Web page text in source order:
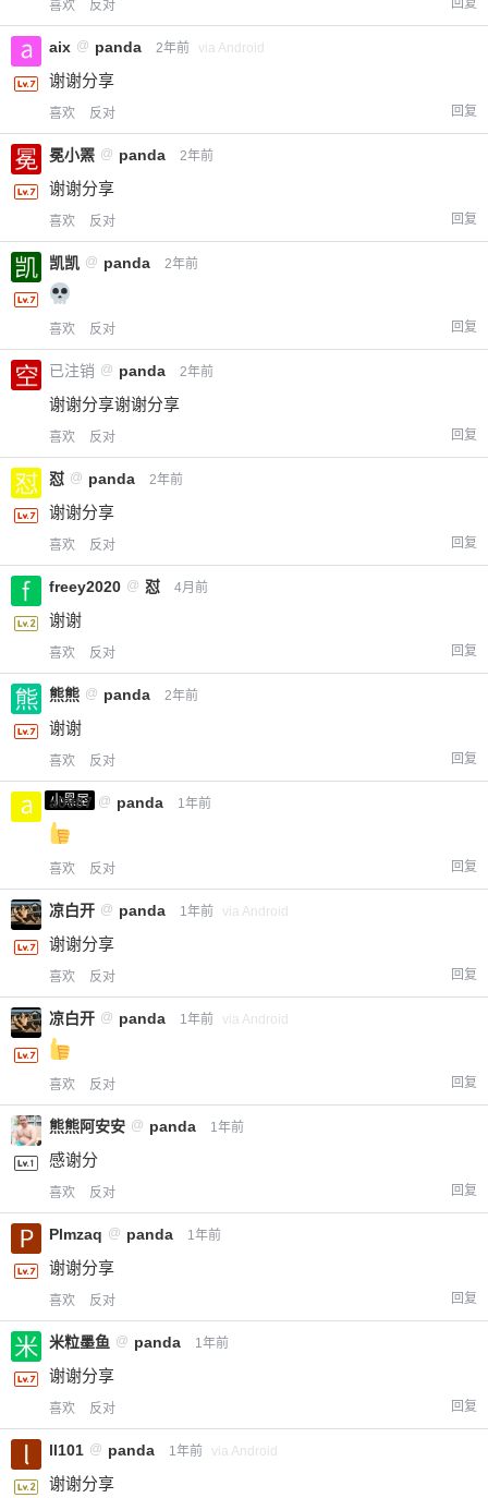
喜欢 反对 回复
aix @ panda 2年前 via Android
谢谢分享
喜欢 反对 回复
冕小罴 @ panda 2年前
谢谢分享
喜欢 反对 回复
凯凯 @ panda 2年前
喜欢 反对 回复
已注销 @ panda 2年前
谢谢分享谢谢分享
喜欢 反对 回复
怼 @ panda 2年前
谢谢分享
喜欢 反对 回复
freey2020 @ 怼 4月前
谢谢
喜欢 反对 回复
熊熊 @ panda 2年前
谢谢
喜欢 反对 回复
小黑屋
a0987 @ panda 1年前
喜欢 反对 回复
凉白开 @ panda 1年前 via Android
谢谢分享
喜欢 反对 回复
凉白开 @ panda 1年前 via Android
喜欢 反对 回复
熊熊阿安安 @ panda 1年前
感谢分
喜欢 反对 回复
Plmzaq @ panda 1年前
谢谢分享
喜欢 反对 回复
米粒墨鱼 @ panda 1年前
谢谢分享
喜欢 反对 回复
ll101 @ panda 1年前 via Android
谢谢分享